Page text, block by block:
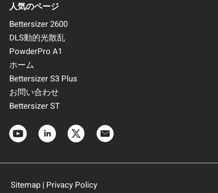
測定範囲：2～3,500μm（動的画像解析法）
詳しくはこちら
Bettersizer ST
品質管理向け一体型モデル
人気のページ
Bettersizer 2600
DLS動的光散乱
PowderPro A1
ホーム
Bettersizer S3 Plus
お問い合わせ
Bettersizer ST
Sitemap| Privacy Policy